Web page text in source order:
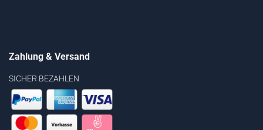
Zahlung & Versand
SICHER BEZAHLEN